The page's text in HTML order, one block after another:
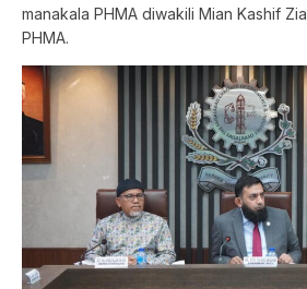
manakala PHMA diwakili Mian Kashif
PHMA.